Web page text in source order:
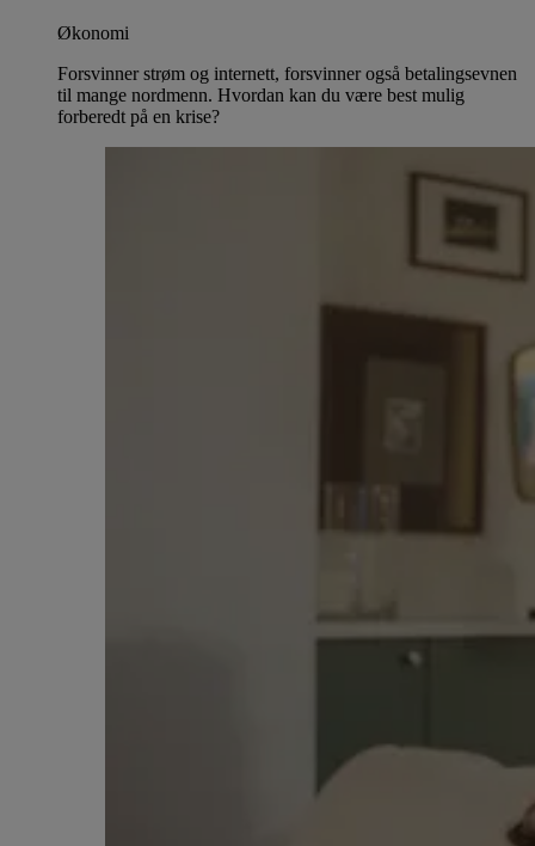
Økonomi
Forsvinner strøm og internett, forsvinner også betalingsevnen
til mange nordmenn. Hvordan kan du være best mulig
forberedt på en krise?